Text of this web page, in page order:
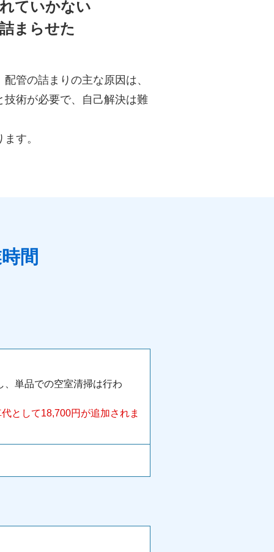
ていかない
まらせた
管の詰まりの主な原因は、
術が必要で、自己解決は難
す。
間
、単品での空室清掃は行わ
として18,700円が追加されま